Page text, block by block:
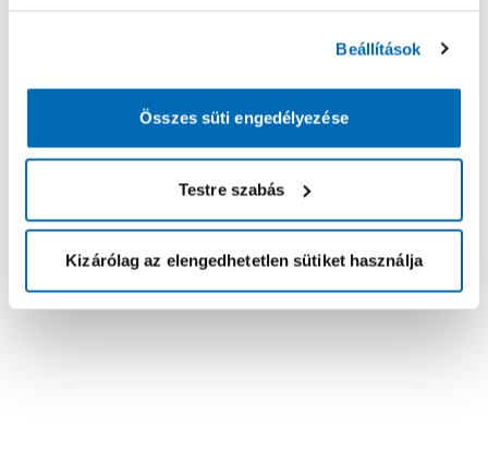
Beállítások
Összes süti engedélyezése
Testre szabás
Kizárólag az elengedhetetlen sütiket használja